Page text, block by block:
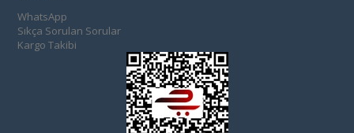
WhatsApp
Sıkça Sorulan Sorular
Kargo Takibi